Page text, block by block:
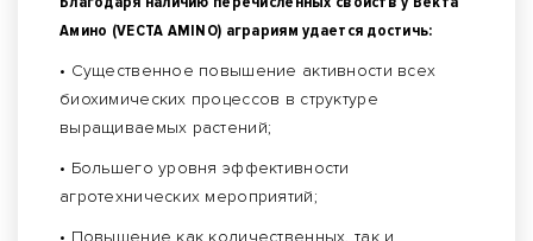
Амино (VECTA AMINO) аграриям удается достичь:
• Существенное повышение активности всех
биохимических процессов в структуре
выращиваемых растений;
• Большего уровня эффективности
агротехнических мероприятий;